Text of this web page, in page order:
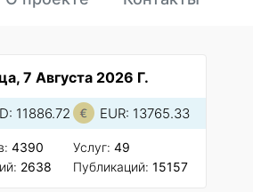
7 Августа 2026 Г.
11886.72 EUR: 13765.33
4390
2638
Услуг: 49
Публикаций: 15157